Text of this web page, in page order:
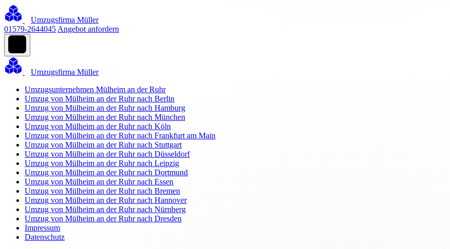
Umzugsfirma Müller
01579-2644045 Angebot anfordern
Umzugsfirma Müller
Umzugsunternehmen Mülheim an der Ruhr
Umzug von Mülheim an der Ruhr nach Berlin
Umzug von Mülheim an der Ruhr nach Hamburg
Umzug von Mülheim an der Ruhr nach München
Umzug von Mülheim an der Ruhr nach Köln
Umzug von Mülheim an der Ruhr nach Frankfurt am Main
Umzug von Mülheim an der Ruhr nach Stuttgart
Umzug von Mülheim an der Ruhr nach Düsseldorf
Umzug von Mülheim an der Ruhr nach Leipzig
Umzug von Mülheim an der Ruhr nach Dortmund
Umzug von Mülheim an der Ruhr nach Essen
Umzug von Mülheim an der Ruhr nach Bremen
Umzug von Mülheim an der Ruhr nach Hannover
Umzug von Mülheim an der Ruhr nach Nürnberg
Umzug von Mülheim an der Ruhr nach Dresden
Impressum
Datenschutz